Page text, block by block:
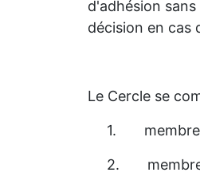
d'adhésion
décision en cas
Le Cercle se
1.
2.